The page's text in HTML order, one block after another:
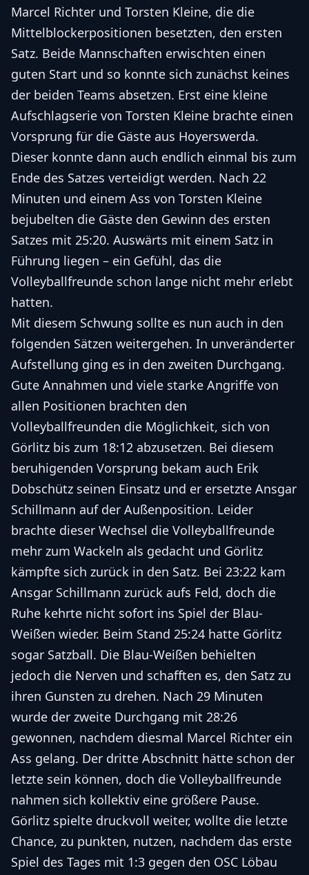
Marcel Richter und Torsten Kleine, die die
Mittelblockerpositionen besetzten, den ersten
Satz. Beide Mannschaften erwischten einen
guten Start und so konnte sich zunächst keines
der beiden Teams absetzen. Erst eine kleine
Aufschlagserie von Torsten Kleine brachte einen
Vorsprung für die Gäste aus Hoyerswerda.
Dieser konnte dann auch endlich einmal bis zum
Ende des Satzes verteidigt werden. Nach 22
Minuten und einem Ass von Torsten Kleine
bejubelten die Gäste den Gewinn des ersten
Satzes mit 25:20. Auswärts mit einem Satz in
Führung liegen – ein Gefühl, das die
Volleyballfreunde schon lange nicht mehr erlebt
hatten.
Mit diesem Schwung sollte es nun auch in den
folgenden Sätzen weitergehen. In unveränderter
Aufstellung ging es in den zweiten Durchgang.
Gute Annahmen und viele starke Angriffe von
allen Positionen brachten den
Volleyballfreunden die Möglichkeit, sich von
Görlitz bis zum 18:12 abzusetzen. Bei diesem
beruhigenden Vorsprung bekam auch Erik
Dobschütz seinen Einsatz und er ersetzte Ansgar
Schillmann auf der Außenposition. Leider
brachte dieser Wechsel die Volleyballfreunde
mehr zum Wackeln als gedacht und Görlitz
kämpfte sich zurück in den Satz. Bei 23:22 kam
Ansgar Schillmann zurück aufs Feld, doch die
Ruhe kehrte nicht sofort ins Spiel der Blau-
Weißen wieder. Beim Stand 25:24 hatte Görlitz
sogar Satzball. Die Blau-Weißen behielten
jedoch die Nerven und schafften es, den Satz zu
ihren Gunsten zu drehen. Nach 29 Minuten
wurde der zweite Durchgang mit 28:26
gewonnen, nachdem diesmal Marcel Richter ein
Ass gelang. Der dritte Abschnitt hätte schon der
letzte sein können, doch die Volleyballfreunde
nahmen sich kollektiv eine größere Pause.
Görlitz spielte druckvoll weiter, wollte die letzte
Chance, zu punkten, nutzen, nachdem das erste
Spiel des Tages mit 1:3 gegen den OSC Löbau